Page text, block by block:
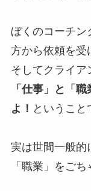
ぼくのコーチン
方から依頼を受
そしてクライア
「仕事」と「
よ！ ということ
実は世間一般的
「職業」をご